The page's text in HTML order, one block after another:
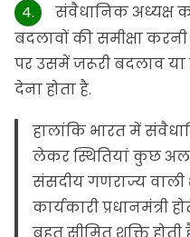
संवैधानिक अध्यक्ष
बदलावों की समीक्षा
पर उसमें जरूरी बदलाव
देना होता है.
हालांकि भारत में
लेकर स्थितियां कुछ
संसदीय गणराज्य वाली
कार्यकारी प्रधानमंत्री
बहुत सीमित शक्ति होती